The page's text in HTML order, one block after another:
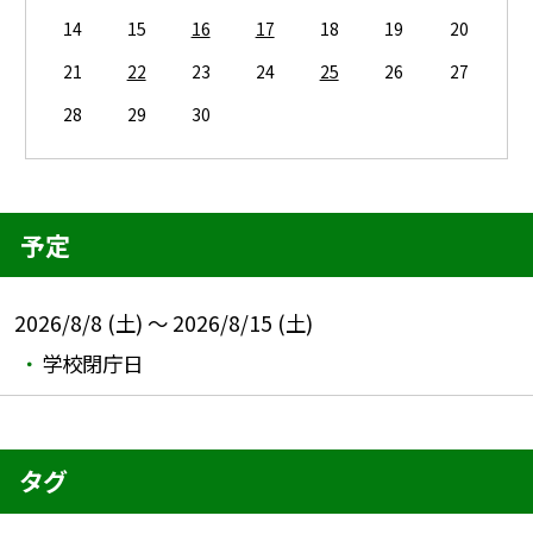
14
15 16 17 18 19
20
21
22 23 24 25 26
27
28
29 30
予定
2026/8/8 (土) ～ 2026/8/15 (土)
学校閉庁日
タグ